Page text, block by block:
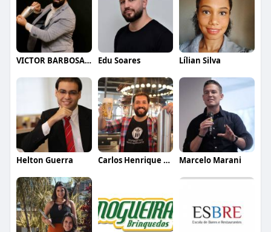
VICTOR BARBOSA QUARANTA Edu Soares Lílian Silva
Helton Guerra Carlos Henrique de Faria Vasconcelos Marcelo Marani